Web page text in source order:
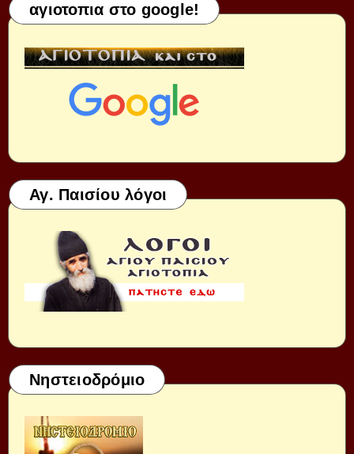
αγιοτοπια στο google!
Αγ. Παισίου λόγοι
Νηστειοδρόμιο